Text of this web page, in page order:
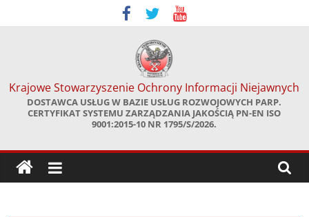
to
Krajowe Stowarzyszenie Ochrony Informacji Niejawnych
DOSTAWCA USŁUG W BAZIE USŁUG ROZWOJOWYCH PARP.
CERTYFIKAT SYSTEMU ZARZĄDZANIA JAKOŚCIĄ PN-EN ISO
9001:2015-10 NR 1795/S/2026.